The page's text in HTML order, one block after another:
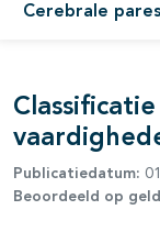
Cerebrale
open- en
Publicatiedatum:
Beoordeeld op